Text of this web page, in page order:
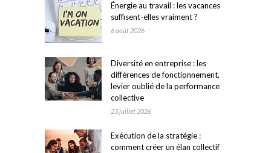
Énergie au travail : les vacances
suffisent-elles vraiment ?
6 août 2026
Diversité en entreprise : les
différences de fonctionnement,
levier oublié de la performance
collective
23 juillet 2026
Exécution de la stratégie :
comment créer un élan collectif